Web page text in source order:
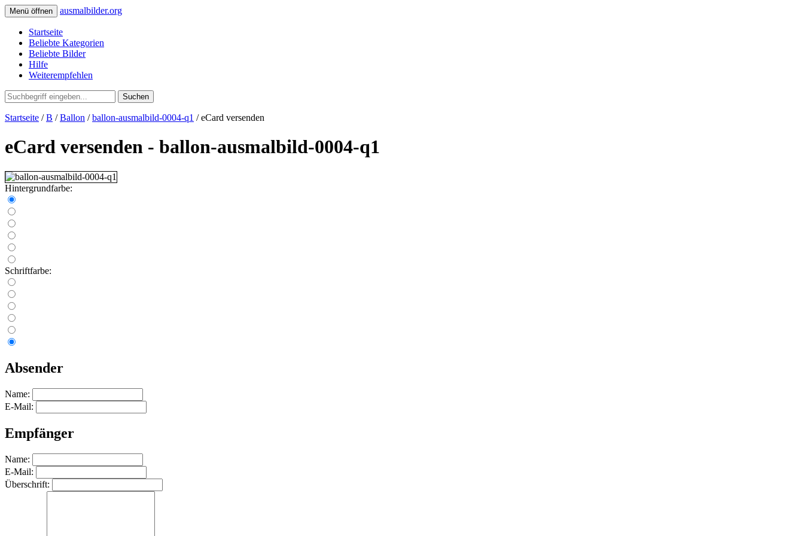
Menü öffnen ausmalbilder.org
Startseite
Beliebte Kategorien
Beliebte Bilder
Hilfe
Weiterempfehlen
Suchen
Startseite /B /Ballon /ballon-ausmalbild-0004-q1 / eCard versenden
eCard versenden - ballon-ausmalbild-0004-q1
Hintergrundfarbe:
Schriftfarbe:
Absender
Name:
E-Mail:
Empfänger
Name:
E-Mail:
Überschrift: